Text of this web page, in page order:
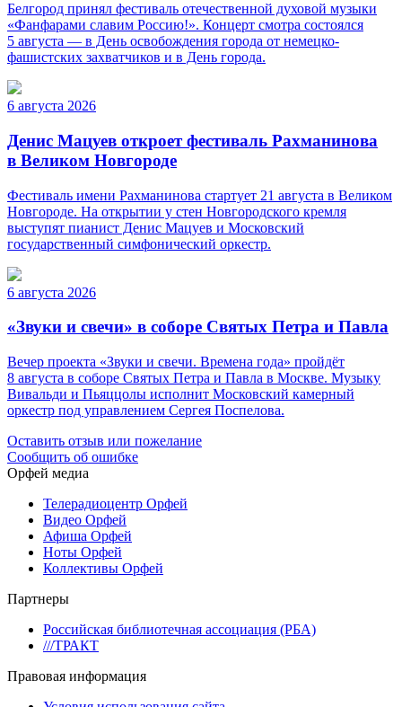
Белгород принял фестиваль отечественной духовой музыки
«Фанфарами славим Россию!». Концерт смотра состоялся
5 августа — в День освобождения города от немецко-
фашистских захватчиков и в День города.
6 августа 2026
Денис Мацуев откроет фестиваль Рахманинова
в Великом Новгороде
Фестиваль имени Рахманинова стартует 21 августа в Великом
Новгороде. На открытии у стен Новгородского кремля
выступят пианист Денис Мацуев и Московский
государственный симфонический оркестр.
6 августа 2026
«Звуки и свечи» в соборе Святых Петра и Павла
Вечер проекта «Звуки и свечи. Времена года» пройдёт
8 августа в соборе Святых Петра и Павла в Москве. Музыку
Вивальди и Пьяццолы исполнит Московский камерный
оркестр под управлением Сергея Поспелова.
Оставить отзыв или пожелание
Сообщить об ошибке
Орфей медиа
Телерадиоцентр Орфей
Видео Орфей
Афиша Орфей
Ноты Орфей
Коллективы Орфей
Партнеры
Российская библиотечная ассоциация (РБА)
///ТРАКТ
Правовая информация